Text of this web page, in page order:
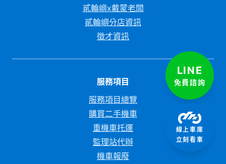
貳輪嶼x戴蒙老闆
貳輪嶼分店資訊
徵才資訊
服務項目
服務項目總覽
購買二手機車
重機車托運
監理站代辦
機車報廢
LINE
免費諮詢
線上車庫
立刻看車